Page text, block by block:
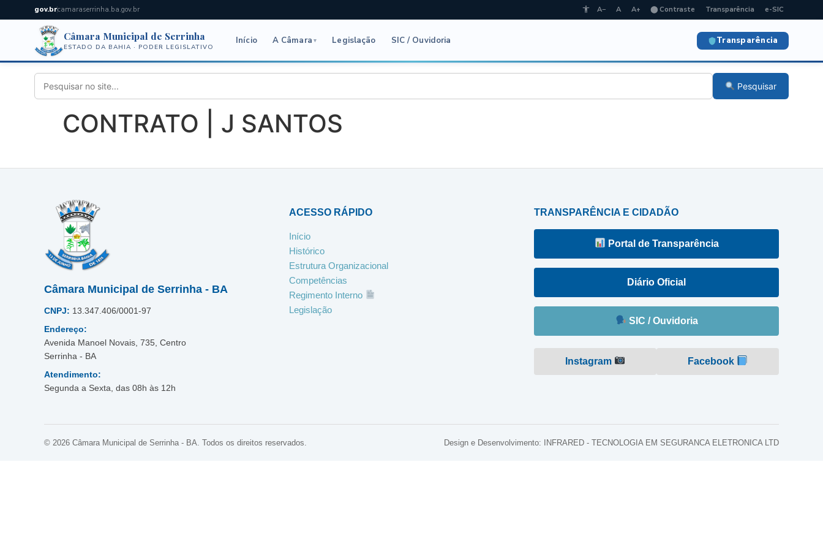
gov.brcamaraserrinha.ba.gov.br A− A A+ ⬤ Contraste Transparência e-SIC
Câmara Municipal de Serrinha
ESTADO DA BAHIA · PODER LEGISLATIVO
Início A Câmara ▾ Legislação SIC / Ouvidoria Transparência
Pesquisar
CONTRATO | J SANTOS
Câmara Municipal de Serrinha - BA
CNPJ: 13.347.406/0001-97
Endereço:
Avenida Manoel Novais, 735, Centro
Serrinha - BA
Atendimento:
Segunda a Sexta, das 08h às 12h
ACESSO RÁPIDO
Início
Histórico
Estrutura Organizacional
Competências
Regimento Interno
Legislação
TRANSPARÊNCIA E CIDADÃO
Portal de Transparência
Diário Oficial
SIC / Ouvidoria
Instagram Facebook
© 2026 Câmara Municipal de Serrinha - BA. Todos os direitos reservados. Design e Desenvolvimento: INFRARED - TECNOLOGIA EM SEGURANCA ELETRONICA LTD